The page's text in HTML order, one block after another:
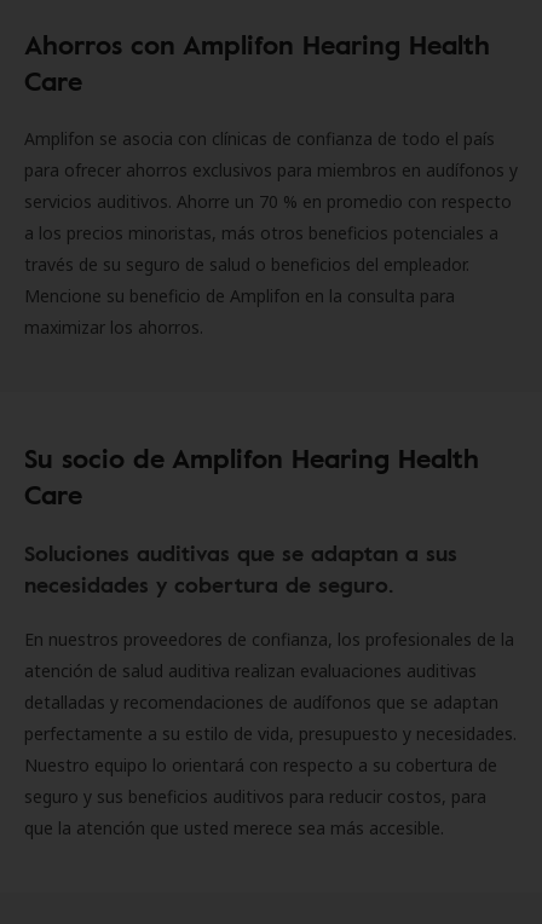
Ahorros con Amplifon Hearing Health
Care
Amplifon se asocia con clínicas de confianza de todo el país
para ofrecer ahorros exclusivos para miembros en audífonos y
servicios auditivos. Ahorre un 70 % en promedio con respecto
a los precios minoristas, más otros beneficios potenciales a
través de su seguro de salud o beneficios del empleador.
Mencione su beneficio de Amplifon en la consulta para
maximizar los ahorros.
Su socio de Amplifon Hearing Health
Care
Soluciones auditivas que se adaptan a sus
necesidades y cobertura de seguro.
En nuestros proveedores de confianza, los profesionales de la
atención de salud auditiva realizan evaluaciones auditivas
detalladas y recomendaciones de audífonos que se adaptan
perfectamente a su estilo de vida, presupuesto y necesidades.
Nuestro equipo lo orientará con respecto a su cobertura de
seguro y sus beneficios auditivos para reducir costos, para
que la atención que usted merece sea más accesible.